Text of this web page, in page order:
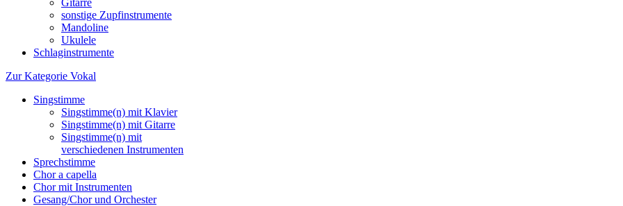
Gitarre
sonstige Zupfinstrumente
Mandoline
Ukulele
Schlaginstrumente
Zur Kategorie Vokal
Singstimme
Singstimme(n) mit Klavier
Singstimme(n) mit Gitarre
Singstimme(n) mit
verschiedenen Instrumenten
Sprechstimme
Chor a capella
Chor mit Instrumenten
Gesang/Chor und Orchester